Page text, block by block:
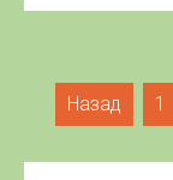
Навігація
записів
Назад 1